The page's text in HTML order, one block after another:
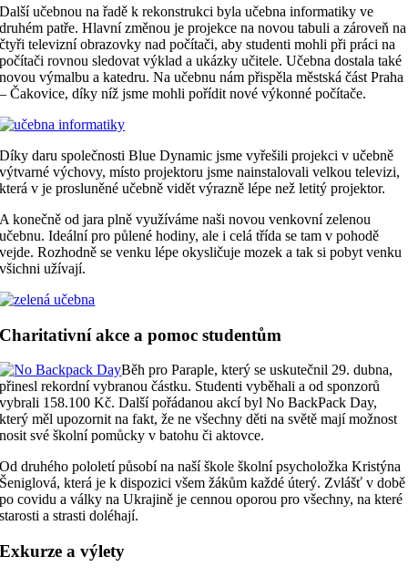
Další učebnou na řadě k rekonstrukci byla učebna informatiky ve
druhém patře. Hlavní změnou je projekce na novou tabuli a zároveň na
čtyři televizní obrazovky nad počítači, aby studenti mohli při práci na
počítači rovnou sledovat výklad a ukázky učitele. Učebna dostala také
novou výmalbu a katedru. Na učebnu nám přispěla městská část Praha
– Čakovice, díky níž jsme mohli pořídit nové výkonné počítače.
Díky daru společnosti Blue Dynamic jsme vyřešili projekci v učebně
výtvarné výchovy, místo projektoru jsme nainstalovali velkou televizi,
která v je prosluněné učebně vidět výrazně lépe než letitý projektor.
A konečně od jara plně využíváme naši novou venkovní zelenou
učebnu. Ideální pro půlené hodiny, ale i celá třída se tam v pohodě
vejde. Rozhodně se venku lépe okysličuje mozek a tak si pobyt venku
všichni užívají.
Charitativní akce a pomoc studentům
Běh pro Paraple, který se uskutečnil 29. dubna,
přinesl rekordní vybranou částku. Studenti vyběhali a od sponzorů
vybrali 158.100 Kč. Další pořádanou akcí byl No BackPack Day,
který měl upozornit na fakt, že ne všechny děti na světě mají možnost
nosit své školní pomůcky v batohu či aktovce.
Od druhého pololetí působí na naší škole školní psycholožka Kristýna
Šeniglová, která je k dispozici všem žákům každé úterý. Zvlášť v době
po covidu a války na Ukrajině je cennou oporou pro všechny, na které
starosti a strasti doléhají.
Exkurze a výlety